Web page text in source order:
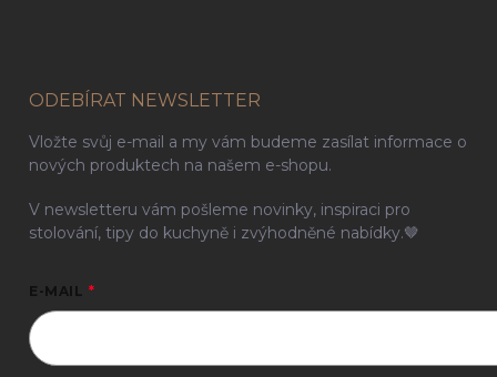
ODEBÍRAT NEWSLETTER
Vložte svůj e-mail a my vám budeme zasílat informace o
nových produktech na našem e-shopu.
V newsletteru vám pošleme novinky, inspiraci pro
stolování, tipy do kuchyně i zvýhodněné nabídky.🤎
E-MAIL